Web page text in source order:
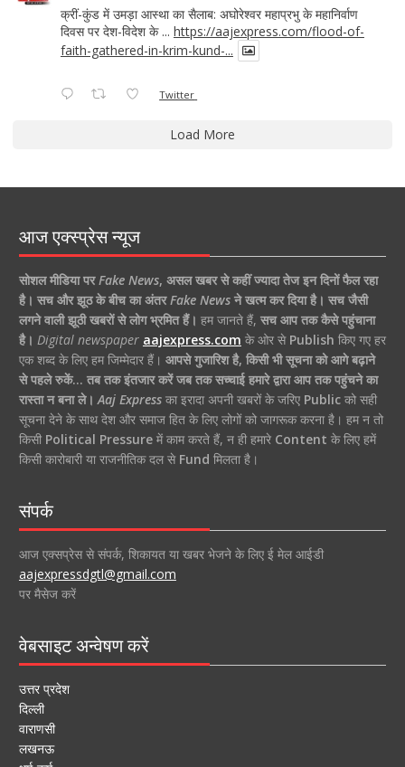
क्रीं-कुंड में उमड़ा आस्था का सैलाब: अघोरेश्वर महाप्रभु के महानिर्वाण
दिवस पर देश-विदेश के ... https://aajexpress.com/flood-of-
faith-gathered-in-krim-kund-...
Twitter
Load More
आज एक्स्प्रेस न्यूज
सोशल मीडिया परFake News, असल खबर से कहीं ज्यादा तेज इन दिनों फैल रहा
है। सच और झूठ के बीच का अंतरFake Newsने खत्म कर दिया है। सच जैसी
लगने वाली झूठी खबरों से लोग भ्रमित हैं। हम जानते हैं, सच आप तक कैसे पहुंचाना
है। Digital newspaper aajexpress.com के ओर से Publish किए गए हर
एक शब्द के लिए हम जिम्मेदार हैं। आपसे गुजारिश है, किसी भी सूचना को आगे बढ़ाने
से पहले रुकें… तब तक इंतजार करें जब तक सच्चाई हमारे द्वारा आप तक पहुंचने का
रास्ता न बना ले। Aaj Expressका इरादा अपनी खबरों के जरिए Publicको सही
सूचना देने के साथ देश और समाज हित के लिए लोगों को जागरूक करना है। हम न तो
किसी Political Pressureमें काम करते हैं, न ही हमारे Content के लिए हमें
किसी कारोबारी या राजनीतिक दल से Fund मिलता है।
संपर्क
आज एक्सप्रेस से संपर्क, शिकायत या खबर भेजने के लिए ई मेल आईडी
aajexpressdgtl@gmail.com
पर मैसेज करें
वेबसाइट अन्वेषण करें
उत्तर प्रदेश
दिल्ली
वाराणसी
लखनऊ